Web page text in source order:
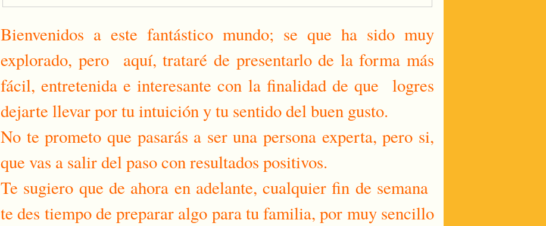
Bienvenidos a este fantástico mundo; se que ha sido muy
explorado, pero aquí, trataré de presentarlo de la forma más
fácil, entretenida e interesante con la finalidad de que logres
dejarte llevar por tu intuición y tu sentido del buen gusto.
No te prometo que pasarás a ser una persona experta, pero si,
que vas a salir del paso con resultados positivos.
Te sugiero que de ahora en adelante, cualquier fin de semana
te des tiempo de preparar algo para tu familia, por muy sencillo